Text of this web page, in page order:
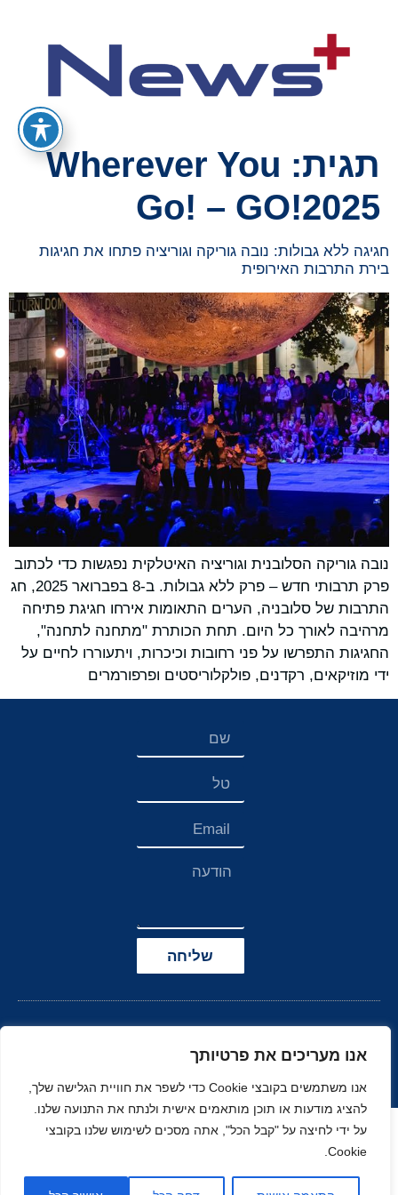
אנו מעריכים את פרטיותך
אנו משתמשים בקובצי Cookie כדי לשפר את חוויית הגלישה שלך,
להציג מודעות או תוכן מותאמים אישית ולנתח את התנועה שלנו.
על ידי לחיצה על "קבל הכל", אתה מסכים לשימוש שלנו בקובצי
Cookie.
תגית: Wherever You
Go! – GO!2025
חגיגה ללא גבולות: נובה גוריקה וגוריציה פתחו את חגיגות
בירת התרבות האירופית
נובה גוריקה הסלובנית וגוריציה האיטלקית נפגשות כדי לכתוב
פרק תרבותי חדש – פרק ללא גבולות. ב-8 בפברואר 2025, חג
התרבות של סלובניה, הערים התאומות אירחו חגיגת פתיחה
מרהיבה לאורך כל היום. תחת הכותרת "מתחנה לתחנה",
החגיגות התפרשו על פני רחובות וכיכרות, ויתעוררו לחיים על
ידי מוזיקאים, רקדנים, פולקלוריסטים ופרפורמרים
שליחה
הצהרת נגישות